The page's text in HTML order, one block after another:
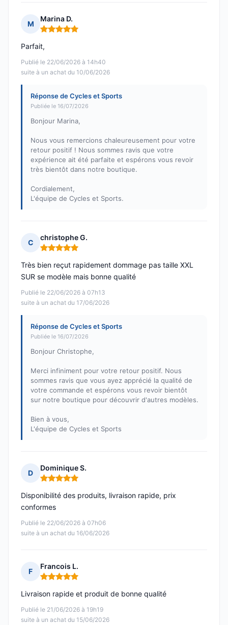
M
Marina D.
Note : 5 sur 5
Publié le 22/06/2026 à 14h40
suite à un achat du 10/06/2026
Parfait,
Réponse de Cycles et Sports
Publiée le 16/07/2026
Bonjour Marina,
Nous vous remercions chaleureusement pour votre
retour positif ! Nous sommes ravis que votre
expérience ait été parfaite et espérons vous revoir
très bientôt dans notre boutique.
Cordialement,
L'équipe de Cycles et Sports.
C
christophe G.
Note : 5 sur 5
Publié le 22/06/2026 à 07h13
suite à un achat du 17/06/2026
Très bien reçut rapidement dommage pas taille XXL
SUR se modèle mais bonne qualité
Réponse de Cycles et Sports
Publiée le 16/07/2026
Bonjour Christophe,
Merci infiniment pour votre retour positif. Nous
sommes ravis que vous ayez apprécié la qualité de
votre commande et espérons vous revoir bientôt
sur notre boutique pour découvrir d'autres modèles.
Bien à vous,
L'équipe de Cycles et Sports
D
Dominique S.
Note : 5 sur 5
Publié le 22/06/2026 à 07h06
suite à un achat du 16/06/2026
Disponibilité des produits, livraison rapide, prix
conformes
F
Francois L.
Note : 5 sur 5
Publié le 21/06/2026 à 19h19
suite à un achat du 15/06/2026
Livraison rapide et produit de bonne qualité